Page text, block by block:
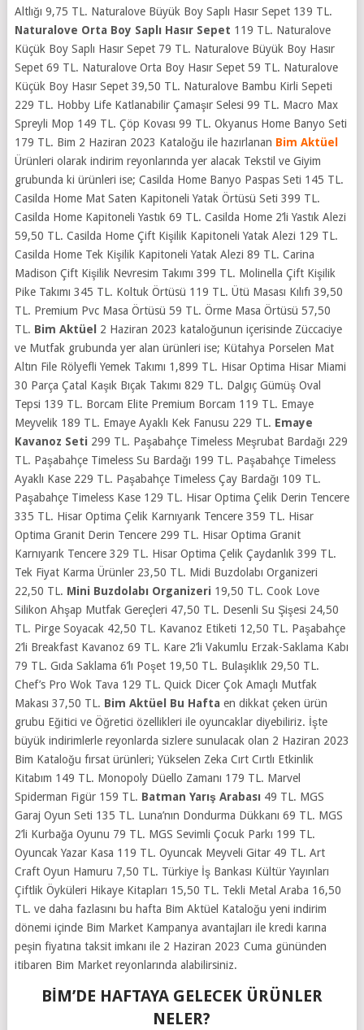
Altlığı 9,75 TL. Naturalove Büyük Boy Saplı Hasır Sepet 139 TL.
Naturalove Orta Boy Saplı Hasır Sepet 119 TL. Naturalove
Küçük Boy Saplı Hasır Sepet 79 TL. Naturalove Büyük Boy Hasır
Sepet 69 TL. Naturalove Orta Boy Hasır Sepet 59 TL. Naturalove
Küçük Boy Hasır Sepet 39,50 TL. Naturalove Bambu Kirli Sepeti
229 TL. Hobby Life Katlanabilir Çamaşır Selesi 99 TL. Macro Max
Spreyli Mop 149 TL. Çöp Kovası 99 TL. Okyanus Home Banyo Seti
179 TL. Bim 2 Haziran 2023 Kataloğu ile hazırlanan Bim Aktüel
Ürünleri olarak indirim reyonlarında yer alacak Tekstil ve Giyim
grubunda ki ürünleri ise; Casilda Home Banyo Paspas Seti 145 TL.
Casilda Home Mat Saten Kapitoneli Yatak Örtüsü Seti 399 TL.
Casilda Home Kapitoneli Yastık 69 TL. Casilda Home 2’li Yastık Alezi
59,50 TL. Casilda Home Çift Kişilik Kapitoneli Yatak Alezi 129 TL.
Casilda Home Tek Kişilik Kapitoneli Yatak Alezi 89 TL. Carina
Madison Çift Kişilik Nevresim Takımı 399 TL. Molinella Çift Kişilik
Pike Takımı 345 TL. Koltuk Örtüsü 119 TL. Ütü Masası Kılıfı 39,50
TL. Premium Pvc Masa Örtüsü 59 TL. Örme Masa Örtüsü 57,50
TL. Bim Aktüel 2 Haziran 2023 kataloğunun içerisinde Züccaciye
ve Mutfak grubunda yer alan ürünleri ise; Kütahya Porselen Mat
Altın File Rölyefli Yemek Takımı 1,899 TL. Hisar Optima Hisar Miami
30 Parça Çatal Kaşık Bıçak Takımı 829 TL. Dalgıç Gümüş Oval
Tepsi 139 TL. Borcam Elite Premium Borcam 119 TL. Emaye
Meyvelik 189 TL. Emaye Ayaklı Kek Fanusu 229 TL. Emaye
Kavanoz Seti 299 TL. Paşabahçe Timeless Meşrubat Bardağı 229
TL. Paşabahçe Timeless Su Bardağı 199 TL. Paşabahçe Timeless
Ayaklı Kase 229 TL. Paşabahçe Timeless Çay Bardağı 109 TL.
Paşabahçe Timeless Kase 129 TL. Hisar Optima Çelik Derin Tencere
335 TL. Hisar Optima Çelik Karnıyarık Tencere 359 TL. Hisar
Optima Granit Derin Tencere 299 TL. Hisar Optima Granit
Karnıyarık Tencere 329 TL. Hisar Optima Çelik Çaydanlık 399 TL.
Tek Fiyat Karma Ürünler 23,50 TL. Midi Buzdolabı Organizeri
22,50 TL. Mini Buzdolabı Organizeri 19,50 TL. Cook Love
Silikon Ahşap Mutfak Gereçleri 47,50 TL. Desenli Su Şişesi 24,50
TL. Pirge Soyacak 42,50 TL. Kavanoz Etiketi 12,50 TL. Paşabahçe
2’li Breakfast Kavanoz 69 TL. Kare 2’li Vakumlu Erzak-Saklama Kabı
79 TL. Gıda Saklama 6’lı Poşet 19,50 TL. Bulaşıklık 29,50 TL.
Chef’s Pro Wok Tava 129 TL. Quick Dicer Çok Amaçlı Mutfak
Makası 37,50 TL. Bim Aktüel Bu Hafta en dikkat çeken ürün
grubu Eğitici ve Öğretici özellikleri ile oyuncaklar diyebiliriz. İşte
büyük indirimlerle reyonlarda sizlere sunulacak olan 2 Haziran 2023
Bim Kataloğu fırsat ürünleri; Yükselen Zeka Cırt Cırtlı Etkinlik
Kitabım 149 TL. Monopoly Düello Zamanı 179 TL. Marvel
Spiderman Figür 159 TL. Batman Yarış Arabası 49 TL. MGS
Garaj Oyun Seti 135 TL. Luna’nın Dondurma Dükkanı 69 TL. MGS
2’li Kurbağa Oyunu 79 TL. MGS Sevimli Çocuk Parkı 199 TL.
Oyuncak Yazar Kasa 119 TL. Oyuncak Meyveli Gitar 49 TL. Art
Craft Oyun Hamuru 7,50 TL. Türkiye İş Bankası Kültür Yayınları
Çiftlik Öyküleri Hikaye Kitapları 15,50 TL. Tekli Metal Araba 16,50
TL. ve daha fazlasını bu hafta Bim Aktüel Kataloğu yeni indirim
dönemi içinde Bim Market Kampanya avantajları ile kredi karına
peşin fiyatına taksit imkanı ile 2 Haziran 2023 Cuma gününden
itibaren Bim Market reyonlarında alabilirsiniz.
BİM’DE HAFTAYA GELECEK ÜRÜNLER
NELER?